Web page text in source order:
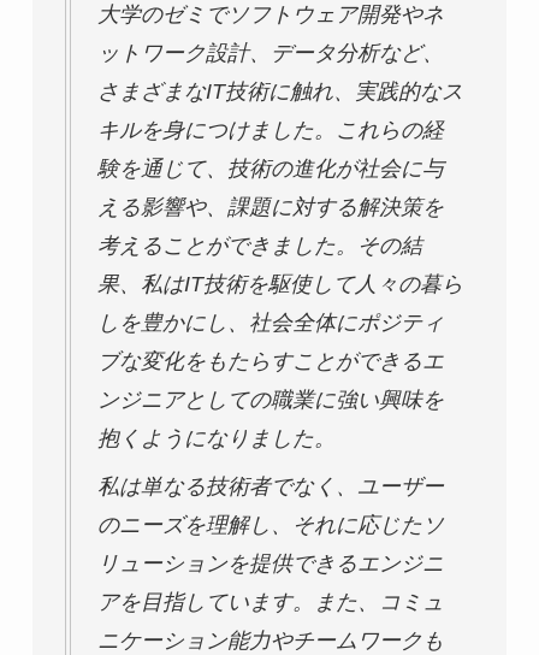
大学のゼミでソフトウェア開発やネ
ットワーク設計、データ分析など、
さまざまなIT技術に触れ、実践的なス
キルを身につけました。これらの経
験を通じて、技術の進化が社会に与
える影響や、課題に対する解決策を
考えることができました。その結
果、私はIT技術を駆使して人々の暮ら
しを豊かにし、社会全体にポジティ
ブな変化をもたらすことができるエ
ンジニアとしての職業に強い興味を
抱くようになりました。
私は単なる技術者でなく、ユーザー
のニーズを理解し、それに応じたソ
リューションを提供できるエンジニ
アを目指しています。また、コミュ
ニケーション能力やチームワークも